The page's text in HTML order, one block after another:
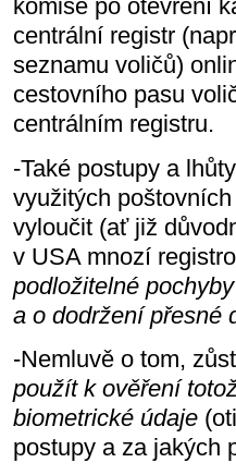
komise po otevření
centrální registr
seznamu voličů)
cestovního pasu
centrálním registru.
-Také postupy a
využitých
vyloučit (ať již
v USA mnozí
podložitelné
a o dodržení přesné
-Nemluvě o tom,
použít k ověření
biometrické údaje
postupy a za jakých